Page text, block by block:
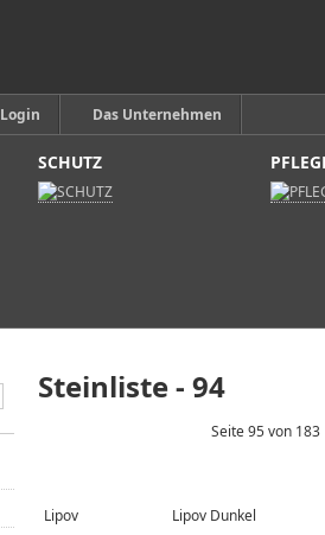
Login Das Unternehmen
SCHUTZ
Steinliste - 94
Seite 95 von 183
Lipov
Lipov Dunkel